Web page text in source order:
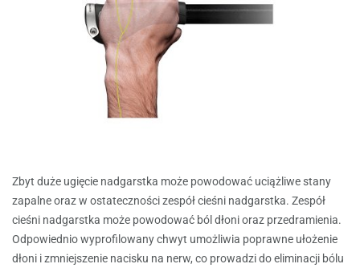
Zbyt duże ugięcie nadgarstka może powodować uciążliwe stany
zapalne oraz w ostateczności zespół cieśni nadgarstka. Zespół
cieśni nadgarstka może powodować ból dłoni oraz przedramienia.
Odpowiednio wyprofilowany chwyt umożliwia poprawne ułożenie
dłoni i zmniejszenie nacisku na nerw, co prowadzi do eliminacji bólu